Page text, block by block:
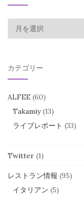
ー
イ
ブ
カテゴリー
ALFEE (60)
Takamiy(13)
ライブレポート (33)
Twitter (1)
レストラン情報 (95)
イタリアン (5)